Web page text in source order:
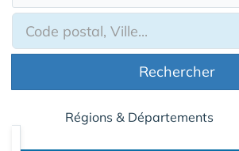
Rechercher
Régions & Départements